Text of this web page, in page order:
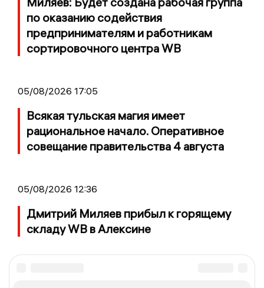
по оказанию содействия
предпринимателям и работникам
сортировочного центра WB
05/08/2026 17:05
Всякая тульская магия имеет
рациональное начало. Оперативное
совещание правительства 4 августа
05/08/2026 12:36
Дмитрий Миляев прибыл к горящему
складу WB в Алексине